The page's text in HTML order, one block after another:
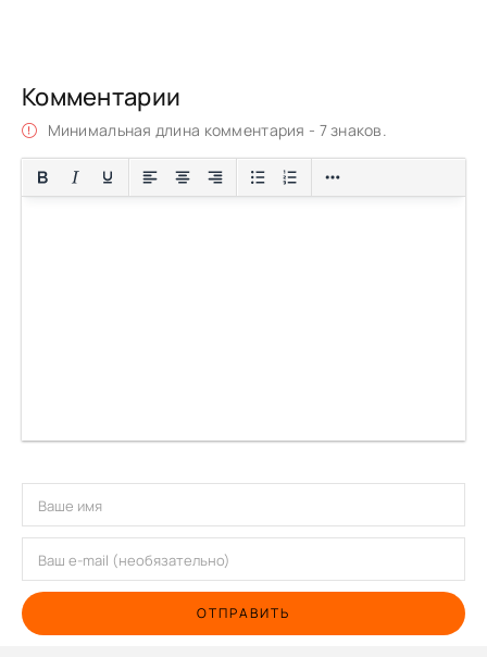
Комментарии
Минимальная длина комментария - 7 знаков.
ОТПРАВИТЬ